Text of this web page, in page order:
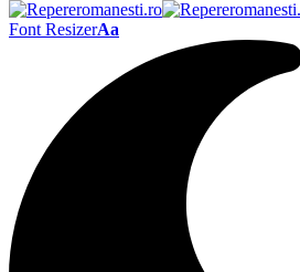
Font ResizerAa